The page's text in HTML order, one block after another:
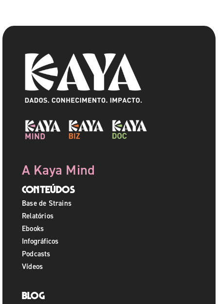
A Kaya Mind
Conteúdos
Base de Strains
Relatórios
Ebooks
Infográficos
Podcasts
Vídeos
Blog